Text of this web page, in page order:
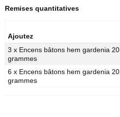
Remises quantitatives
Ajoutez
3 x Encens bâtons hem gardenia 20
grammes
6 x Encens bâtons hem gardenia 20
grammes